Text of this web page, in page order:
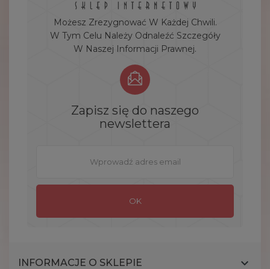
Możesz Zrezygnować W Każdej Chwili.
W Tym Celu Należy Odnaleźć Szczegóły
W Naszej Informacji Prawnej.
Zapisz się do naszego
newslettera
INFORMACJE O SKLEPIE 